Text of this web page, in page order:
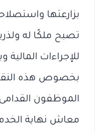
بزارعتها
تصبح ملكًا له
للإجراءات
بخصوص هذه
الموظفون القدامى
معاش نهاية